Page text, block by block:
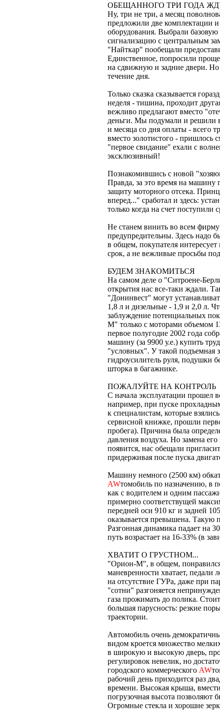
ОБЕЩАННОГО ТРИ ГОДА
Ну, три не три, а месяц
предложили две комплектации
оборудования. Выбрали базовую
сигнализацию с центральным
"Найткар" пообещали
Единственное, попросили
на сдвижную и задние двери.
течение дня.
Только сказка сказывается
неделя - тишина, проходит
вежливо предлагают вместо
деньги. Мы подумали и решили
и месяца со дня оплаты - всего
вместо золотистого - пришлось
"первое свидание" ехали с
эксклюзивный!
Познакомившись с новой
Правда, за это время на
защиту моторного отсека.
вперед..." сработал и здесь:
только когда на счет поступили
Не станем винить во всем
предупредительны. Здесь надо
в общем, покупателя
срок, а не вежливые просьбы
БУДЕМ ЗНАКОМИТЬСЯ
На самом деле о "Ситроене-
открытия нас все-таки ждали.
"Донинвест" могут
1,8 л и дизельные - 1,9 и 2,0 л.
заблуждение потенциальных
М" только с моторами объемом
первое полугодие 2002 года
машину (за 9900 у.е.) купить
"условных". У такой подъемная
гидроусилитель руля, подушки
шторка в багажнике.
ПОЖАЛУЙТЕ НА КОНТРОЛЬ
С начала эксплуатации прошел
например, при пуске
к специалистам, которые
сервисной книжке, прошли
пробега). Причина была
давления воздуха. Но замена
появится, нас обещали
придерживая после пуска
Машину немного (2500 км)
AWтомобиль по назначению, в
как с водителем и одним
примерно соответствущей
передней оси 910 кг и задней
оказывается превышена. Такую
Разгонная динамика падает на
путь возрастает на 16-33% (в
ХВАТИТ О ГРУСТНОМ...
"Орион-М", в общем,
маневренности хватает, педали
на отсутствие ГУРа, даже при
"сотни" разгоняется
газа прожимать до полика.
большая парусность: резкие
траектории.
Автомобиль очень
видом кроется множество
в широкую и высокую дверь,
регулировок невелик, но
городского коммерческого AW
рабочий день приходится раз
времени. Высокая крыша,
погрузочная высота позволяют
Огромные стекла и хорошие